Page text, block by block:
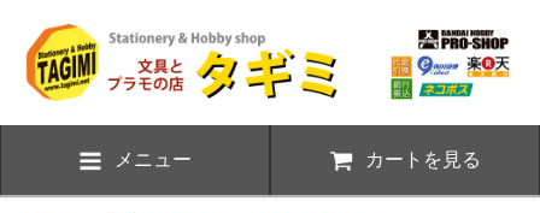
メニュー カートを見る